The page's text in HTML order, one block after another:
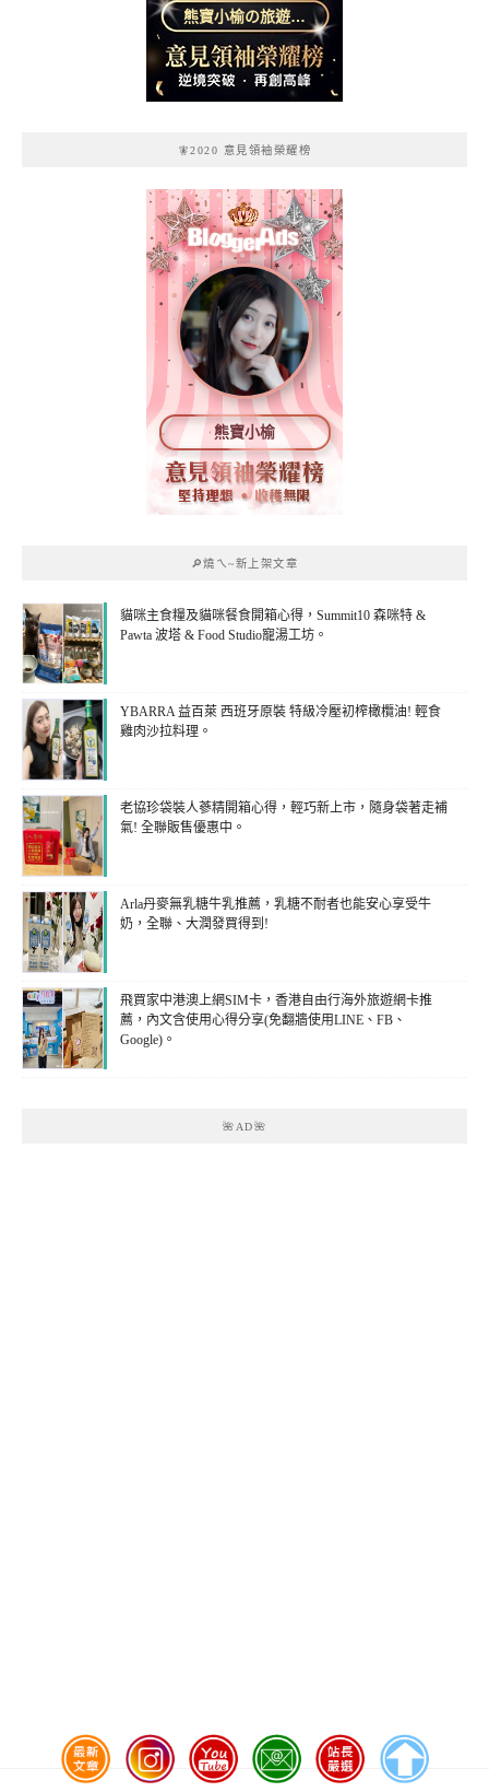
熊寶小榆の旅遊日
記
🧚2020 意見領袖榮耀榜
熊寶小榆
🔎燒ㄟ~新上架文章
貓咪主食糧及貓咪餐食開箱心得，Summit10 森咪特 &
Pawta 波塔 & Food Studio寵湯工坊。
YBARRA 益百萊 西班牙原裝 特級冷壓初榨橄欖油! 輕食
雞肉沙拉料理。
老協珍袋裝人蔘精開箱心得，輕巧新上市，隨身袋著走補
氣! 全聯販售優惠中。
Arla丹麥無乳糖牛乳推薦，乳糖不耐者也能安心享受牛
奶，全聯、大潤發買得到!
飛買家中港澳上網SIM卡，香港自由行海外旅遊網卡推
薦，內文含使用心得分享(免翻牆使用LINE、FB、
Google)。
🌺AD🌺